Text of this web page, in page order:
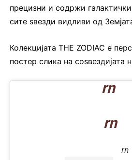
прецизни и содржи
сите ѕвезди видливи од
Колекцијата THE ZODIAC е
постер слика на соѕвездијата
rn
rn
rn